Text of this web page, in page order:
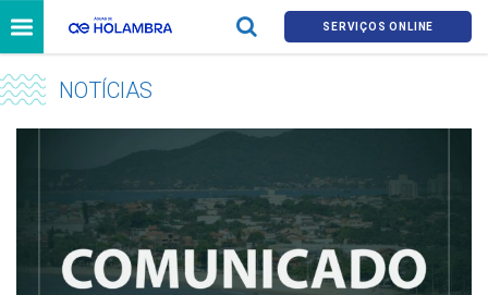
SERVIÇOS ONLINE
NOTÍCIAS